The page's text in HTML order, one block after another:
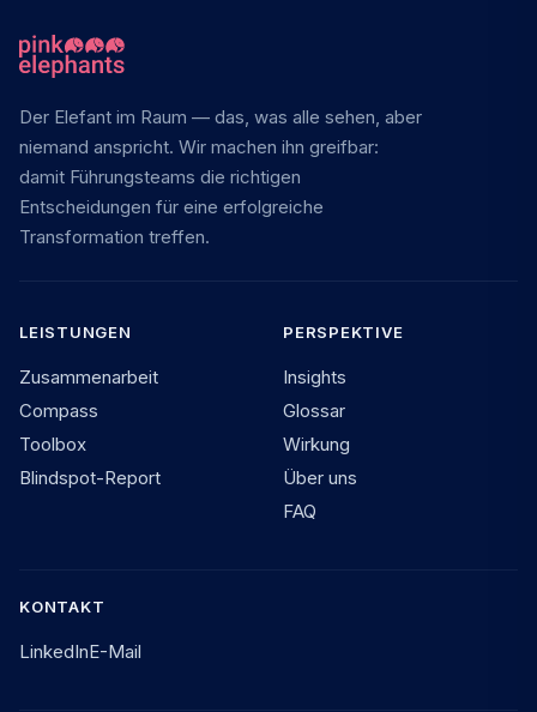
Der Elefant im Raum — das, was alle sehen, aber
niemand anspricht. Wir machen ihn greifbar:
damit Führungsteams die richtigen
Entscheidungen für eine erfolgreiche
Transformation treffen.
LEISTUNGEN
Zusammenarbeit
Compass
Toolbox
Blindspot-Report
PERSPEKTIVE
Insights
Glossar
Wirkung
Über uns
FAQ
KONTAKT
LinkedInE-Mail